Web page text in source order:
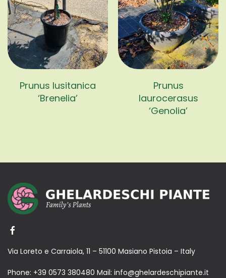
Prunus lusitanica
‘Brenelia’
Prunus
laurocerasus
‘Genolia’
Via Loreto e Carraiola, 11 – 51100 Masiano Pistoia – Italy
Phone: +39 0573 380480 Mail: info@ghelardeschipiante.it